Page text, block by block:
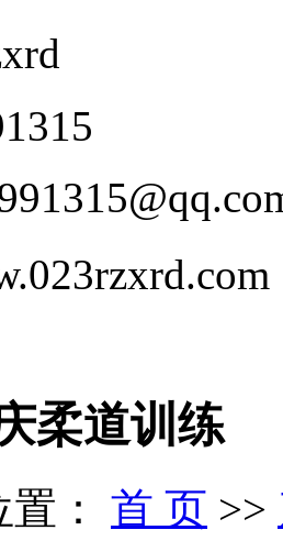
柔道训练
： 首 页 >>